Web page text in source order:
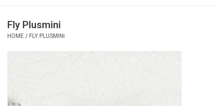
Bel ons op +32 3 353 67 63
Fly Plusmini
HOME / FLY PLUSMINI